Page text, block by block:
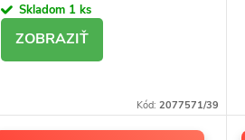
Skladom 1 ks
Kód:2077571/39